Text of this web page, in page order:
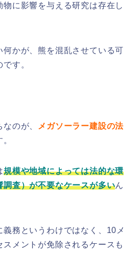
に影響を与える研究は存在し
何かが、熊を混乱させている可
す。
のが、
メガソーラー建設の法
規模や地域によっては法的な環
調査）が不要なケースが多いん
義務というわけではなく、10メ
スメントが免除されるケースも